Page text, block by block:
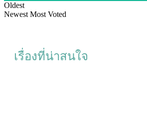
Oldest
Newest Most Voted
เรื่องที่น่าสนใจ